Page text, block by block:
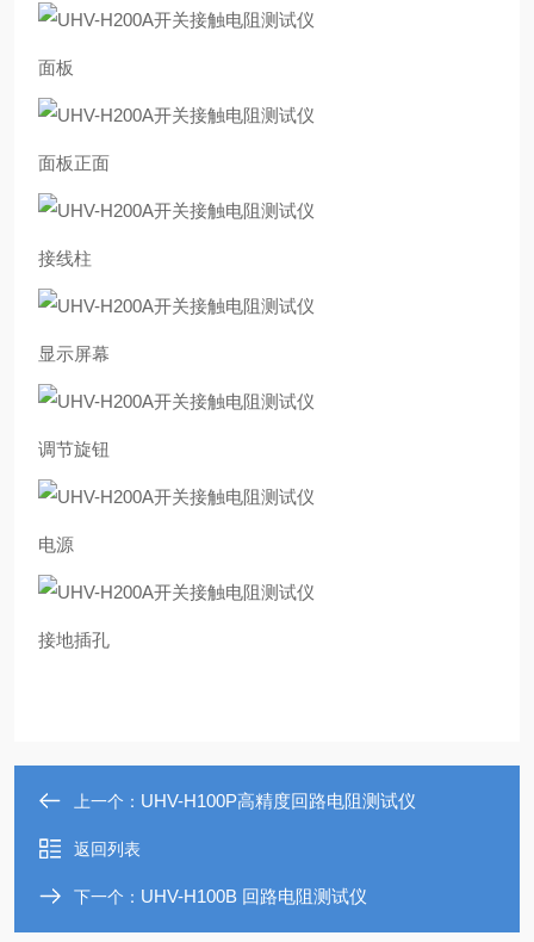
面板
面板正面
接线柱
显示屏幕
调节旋钮
电源
接地插孔
上一个： UHV-H100P高精度回路电阻测试仪
返回列表
下一个： UHV-H100B 回路电阻测试仪